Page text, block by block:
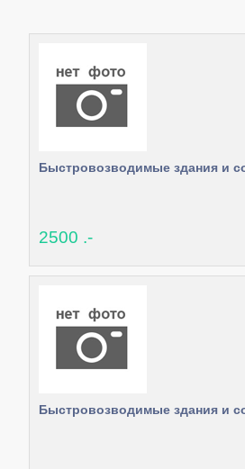
Быстровозводимые здания и
2500 .-
Быстровозводимые здания и